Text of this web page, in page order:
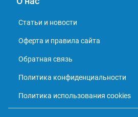
Статьи и новости
Оферта и правила сайта
Обратная связь
Политика конфиденциальности
Политика использования cookies